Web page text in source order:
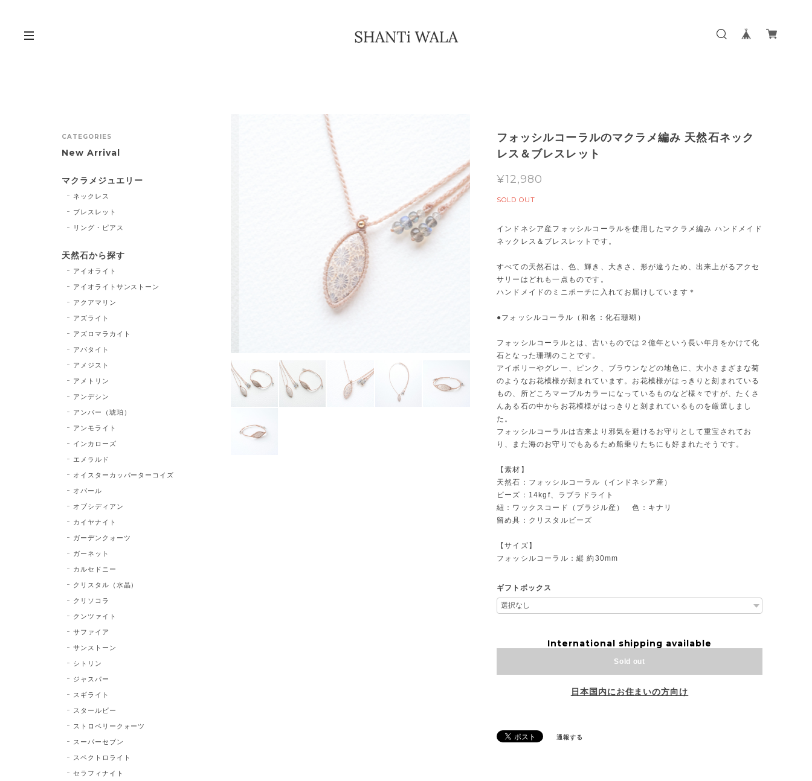
フォッシルコーラルのマクラメ編み 天然石ネック
レス＆ブレスレット
¥12,980
SOLD OUT
インドネシア産フォッシルコーラルを使用したマクラメ編み ハンドメイド
ネックレス＆ブレスレットです。
すべての天然石は、色、輝き、大きさ、形が違うため、出来上がるアクセ
サリーはどれも一点ものです。
ハンドメイドのミニポーチに入れてお届けしています＊
●フォッシルコーラル（和名：化石珊瑚）
フォッシルコーラルとは、古いものでは２億年という長い年月をかけて化
石となった珊瑚のことです。
アイボリーやグレー、ピンク、ブラウンなどの地色に、大小さまざまな菊
のようなお花模様が刻まれています。お花模様がはっきりと刻まれている
もの、所どころマーブルカラーになっているものなど様々ですが、たくさ
んある石の中からお花模様がはっきりと刻まれているものを厳選しまし
た。
フォッシルコーラルは古来より邪気を避けるお守りとして重宝されてお
り、また海のお守りでもあるため船乗りたちにも好まれたそうです。
【素材】
天然石：フォッシルコーラル（インドネシア産）
ビーズ：14kgf、ラブラドライト
紐：ワックスコード（ブラジル産） 色：キナリ
留め具：クリスタルビーズ
【サイズ】
フォッシルコーラル：縦 約30mm
ギフトボックス
International shipping available
Sold out
日本国内にお住まいの方向け
通報する
CATEGORIES
New Arrival
マクラメジュエリー
ネックレス
ブレスレット
リング・ピアス
天然石から探す
アイオライト
アイオライトサンストーン
アクアマリン
アズライト
アズロマラカイト
アパタイト
アメジスト
アメトリン
アンデシン
アンバー（琥珀）
アンモライト
インカローズ
エメラルド
オイスターカッパーターコイズ
オパール
オブシディアン
カイヤナイト
ガーデンクォーツ
ガーネット
カルセドニー
クリスタル（水晶）
クリソコラ
クンツァイト
サファイア
サンストーン
シトリン
ジャスパー
スギライト
スタールビー
ストロベリークォーツ
スーパーセブン
スペクトロライト
セラフィナイト